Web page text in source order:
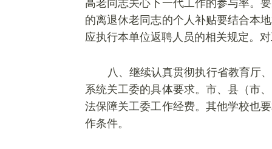
高老同志关心下一代工作的参与率。
的离退休老同志的个人补贴要结合本
应执行本单位返聘人员的相关规定。
八、继续认真贯彻执行省教育厅
系统关工委的具体要求。市、县（市
法保障关工委工作经费。其他学校也
作条件。